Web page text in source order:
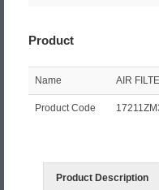
Product
Name AIR
Product Code
Product Description